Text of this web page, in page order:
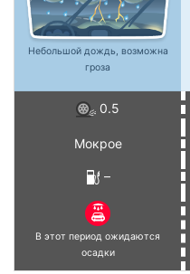
Небольшой дождь, возможна
гроза
0.5
Мокрое
–
В этот период ожидаются
осадки